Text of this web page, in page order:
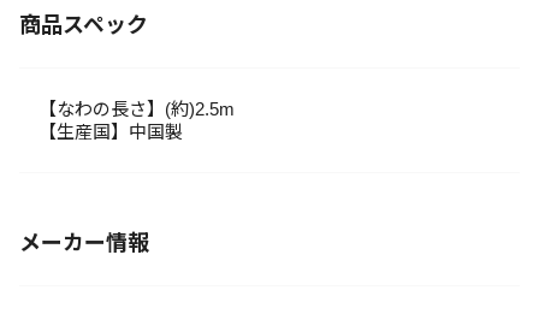
商品スペック
【なわの長さ】(約)2.5m
【生産国】中国製
メーカー情報